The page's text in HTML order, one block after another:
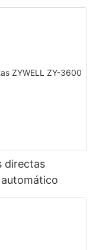
directas